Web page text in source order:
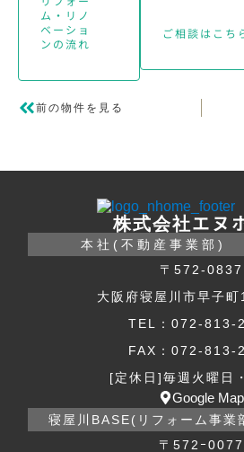
ム・リノ
ベーショ
ンの流れ
ご相談はこち
前の物件を見る
株式会社エヌ
本社(不動産事業部)
〒572-0837
大阪府寝屋川市早子
TEL：072-813-
FAX：072-813-
[定休日]毎週火曜日
Google Map
寝屋川BASE(リフォーム事業
〒572ｰ0077